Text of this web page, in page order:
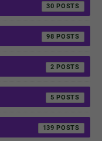
30
98
2
5
139